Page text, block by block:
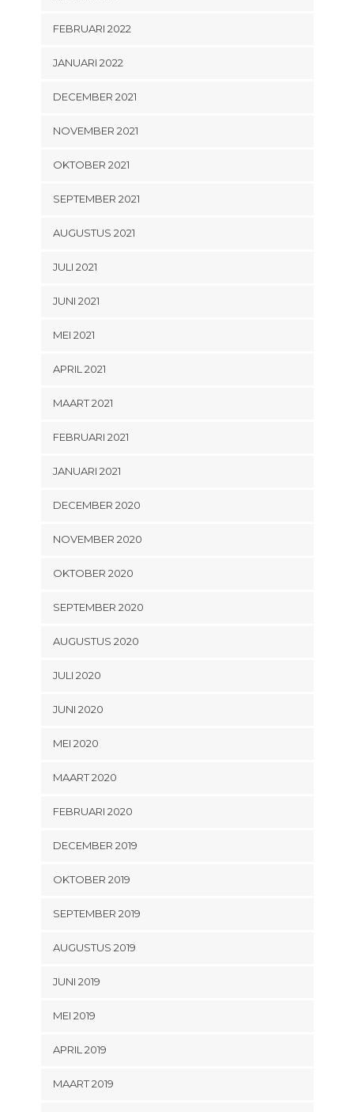
FEBRUARI 2022
JANUARI 2022
DECEMBER 2021
NOVEMBER 2021
OKTOBER 2021
SEPTEMBER 2021
AUGUSTUS 2021
JULI 2021
JUNI 2021
MEI 2021
APRIL 2021
MAART 2021
FEBRUARI 2021
JANUARI 2021
DECEMBER 2020
NOVEMBER 2020
OKTOBER 2020
SEPTEMBER 2020
AUGUSTUS 2020
JULI 2020
JUNI 2020
MEI 2020
MAART 2020
FEBRUARI 2020
DECEMBER 2019
OKTOBER 2019
SEPTEMBER 2019
AUGUSTUS 2019
JUNI 2019
MEI 2019
APRIL 2019
MAART 2019